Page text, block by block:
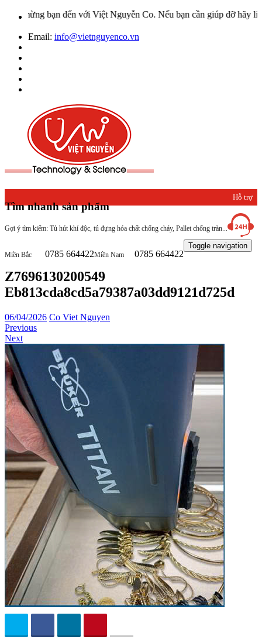
mừng bạn đến với Việt Nguyễn Co. Nếu bạn cần giúp đỡ hãy liên
Email: info@vietnguyenco.vn
Tìm nhanh sản phẩm
Gợi ý tìm kiếm: Tủ hút khí độc, tủ đựng hóa chất chống cháy, Pallet chống tràn...
Hỗ trợ
khách
hàng
Miền Bắc 0785 664422Miền Nam 0785 664422
Toggle navigation
Z7696130200549
Eb813cda8cd5a79387a03dd9121d725d
06/04/2026 Co Viet Nguyen
Previous
Next